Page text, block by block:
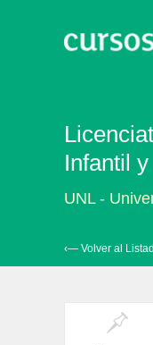
Infantil
UNL -
‹— Volver al